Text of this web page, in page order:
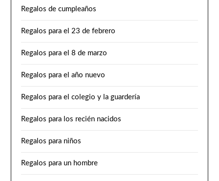
Regalos de cumpleaños
Regalos para el 23 de febrero
Regalos para el 8 de marzo
Regalos para el año nuevo
Regalos para el colegio y la guardería
Regalos para los recién nacidos
Regalos para niños
Regalos para un hombre